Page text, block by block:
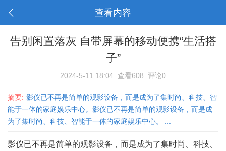
查看内容
告别闲置落灰 自带屏幕的移动便携“生活搭
子”
2024-5-11 18:04 查看608 评论0
摘要: 影仪已不再是简单的观影设备，而是成为了集时尚、科技、智
能于一体的家庭娱乐中心。影仪已不再是简单的观影设备，而是成
为了集时尚、科技、智能于一体的家庭娱乐中心。 ...
影仪已不再是简单的观影设备，而是成为了集时尚、科技、